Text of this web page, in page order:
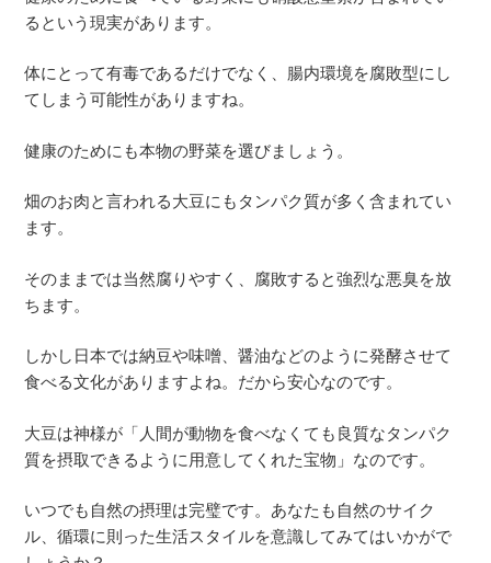
るという現実があります。
体にとって有毒であるだけでなく、腸内環境を腐敗型にし
てしまう可能性がありますね。
健康のためにも本物の野菜を選びましょう。
畑のお肉と言われる大豆にもタンパク質が多く含まれてい
ます。
そのままでは当然腐りやすく、腐敗すると強烈な悪臭を放
ちます。
しかし日本では納豆や味噌、醤油などのように発酵させて
食べる文化がありますよね。だから安心なのです。
大豆は神様が「人間が動物を食べなくても良質なタンパク
質を摂取できるように用意してくれた宝物」なのです。
いつでも自然の摂理は完璧です。あなたも自然のサイク
ル、循環に則った生活スタイルを意識してみてはいかがで